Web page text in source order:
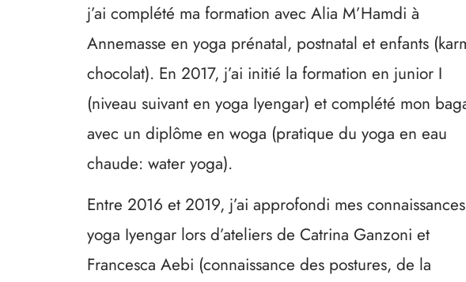
j’ai complété ma formation avec Alia M’Hamdi à
Annemasse en yoga prénatal, postnatal et enfants
chocolat). En 2017, j’ai initié la formation en junior I
(niveau suivant en yoga Iyengar) et complété mon
avec un diplôme en woga (pratique du yoga en eau
chaude: water yoga).
Entre 2016 et 2019, j’ai approfondi mes
yoga Iyengar lors d’ateliers de Catrina Ganzoni et
Francesca Aebi (connaissance des postures, de la